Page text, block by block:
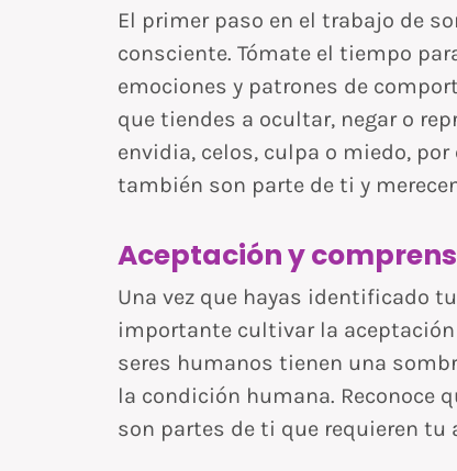
El primer paso en el trabajo de
consciente. Tómate el tiempo
emociones y patrones de
que tiendes a ocultar, negar o
envidia, celos, culpa o miedo,
también son parte de ti y
Aceptación y
Una vez que hayas identificado
importante cultivar la
seres humanos tienen una
la condición humana. Reconoce
son partes de ti que requieren tu